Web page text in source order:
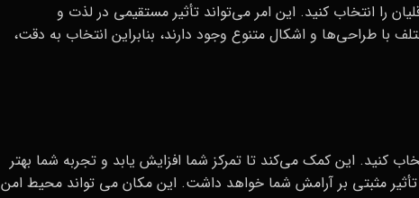
را انتخاب کنید. این امر می‌تواند تأثیر مستقیمی در لذت و
با طراحی‌ها و اشکال متنوع وجود دارند، بنابراین انتخاب به دقت،
کنید. این کمک می‌کند تا تمرکز شما افزایش یابد و تجربه شما بهتر
مثبتی بر آرامش شما خواهد داشت. این مکان می تواند محیط امن